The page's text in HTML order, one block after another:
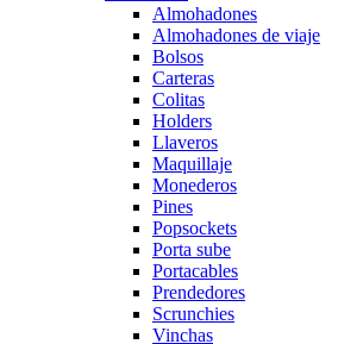
Almohadones
Almohadones de viaje
Bolsos
Carteras
Colitas
Holders
Llaveros
Maquillaje
Monederos
Pines
Popsockets
Porta sube
Portacables
Prendedores
Scrunchies
Vinchas